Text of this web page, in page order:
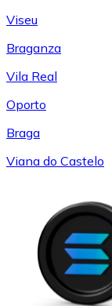
Viseu
Braganza
Vila Real
Oporto
Braga
Viana do Castelo